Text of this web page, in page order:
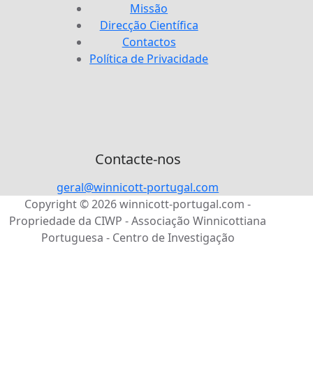
Missão
Direcção Científica
Contactos
Política de Privacidade
Contacte-nos
geral@winnicott-portugal.com
Copyright © 2026 winnicott-portugal.com -
Propriedade da CIWP - Associação Winnicottiana
Portuguesa - Centro de Investigação